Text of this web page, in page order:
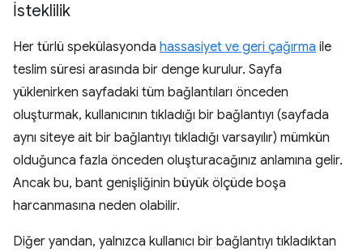
İsteklilik
Her türlü spekülasyonda hassasiyet ve geri çağırma ile
teslim süresi arasında bir denge kurulur. Sayfa
yüklenirken sayfadaki tüm bağlantıları önceden
oluşturmak, kullanıcının tıkladığı bir bağlantıyı (sayfada
aynı siteye ait bir bağlantıyı tıkladığı varsayılır) mümkün
olduğunca fazla önceden oluşturacağınız anlamına gelir.
Ancak bu, bant genişliğinin büyük ölçüde boşa
harcanmasına neden olabilir.
Diğer yandan, yalnızca kullanıcı bir bağlantıyı tıkladıktan